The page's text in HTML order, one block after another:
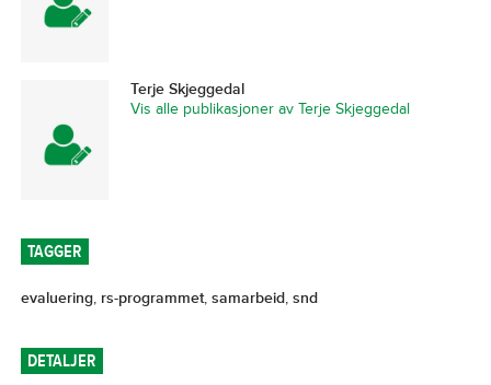
Terje Skjeggedal
Vis alle publikasjoner av Terje Skjeggedal
TAGGER
evaluering, rs-programmet, samarbeid, snd
DETALJER